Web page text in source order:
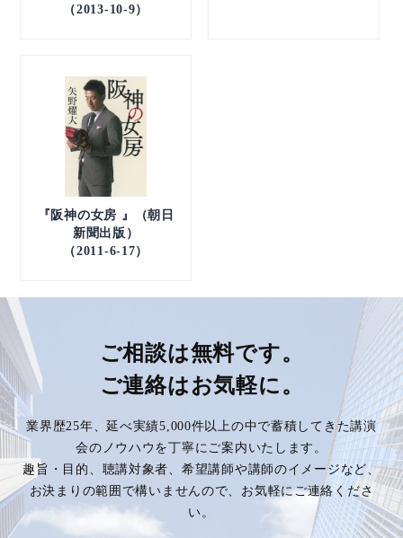
（2013-10-9）
『阪神の女房 』（朝日
新聞出版）
（2011-6-17）
ご相談は無料です。
ご連絡はお気軽に。
業界歴25年、延べ実績5,000件以上の中で蓄積してきた講演
会のノウハウを丁寧にご案内いたします。
趣旨・目的、聴講対象者、希望講師や講師のイメージなど、
お決まりの範囲で構いませんので、お気軽にご連絡くださ
い。